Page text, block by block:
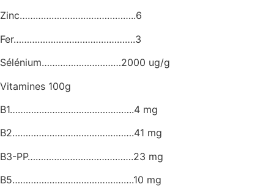
Zinc……………………………………..6
Fer……………………………………….3
Sélénium…………………………2000 ug/g
Vitamines 100g
B1………………………………………..4 mg
B2……………………………………….41 mg
B3-PP………………………………….23 mg
B5……………………………………….10 mg